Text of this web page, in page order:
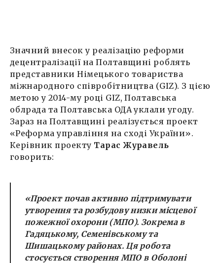
Значний внесок у реалізацію реформи
децентралізації на Полтавщині роблять
представники Німецького товариства
міжнародного співробітництва (GIZ). З цією
метою у 2014-му році GIZ, Полтавська
облрада та Полтавська ОДА уклали угоду.
Зараз на Полтавщині реалізується проект
«Реформа управління на сході України».
Керівник проекту Тарас Журавель
говорить:
«Проект почав активно підтримувати
утворення та розбудову низки місцевої
пожежної охорони (МПО). Зокрема в
Гадяцькому, Семенівському та
Шишацькому районах. Ця робота
стосується створення МПО в Оболоні